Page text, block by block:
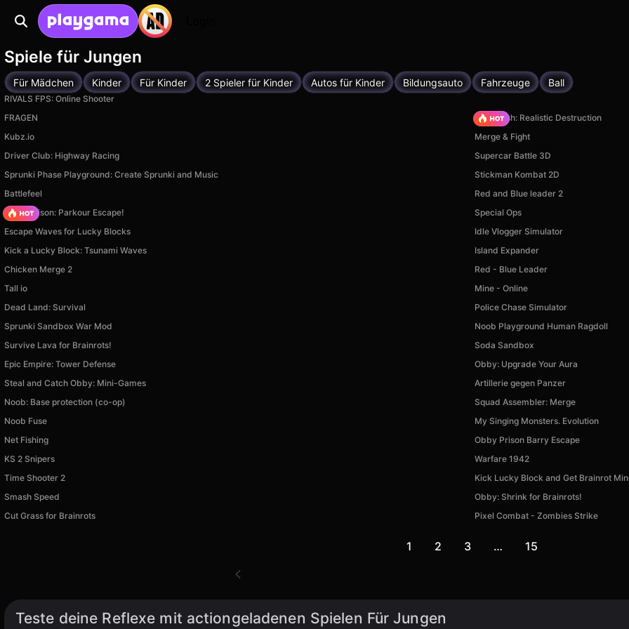
Spiele für Jungen
Für Mädchen Kinder Für Kinder 2 Spieler für Kinder Autos für Kinder Bildungsauto Fahrzeuge Ball
RIVALS FPS: Online Shooter
FRAGEN
Car Crush: Realistic Destruction
Kubz.io
Merge & Fight
Driver Club: Highway Racing
Supercar Battle 3D
Sprunki Phase Playground: Create Sprunki and Music
Stickman Kombat 2D
Battlefeel
Red and Blue leader 2
Barry Prison: Parkour Escape!
Special Ops
Escape Waves for Lucky Blocks
Idle Vlogger Simulator
Kick a Lucky Block: Tsunami Waves
Island Expander
Chicken Merge 2
Red - Blue Leader
Tall io
Mine - Online
Dead Land: Survival
Police Chase Simulator
Sprunki Sandbox War Mod
Noob Playground Human Ragdoll
Survive Lava for Brainrots!
Soda Sandbox
Epic Empire: Tower Defense
Obby: Upgrade Your Aura
Steal and Catch Obby: Mini-Games
Artillerie gegen Panzer
Noob: Base protection (co-op)
Squad Assembler: Merge
Noob Fuse
My Singing Monsters. Evolution
Net Fishing
Obby Prison Barry Escape
KS 2 Snipers
Warfare 1942
Time Shooter 2
Kick Lucky Block and Get Brainrot
Smash Speed
Obby: Shrink for Brainrots!
Cut Grass for Brainrots
Pixel Combat - Zombies Strike
1 2 3 … 15
Teste deine Reflexe mit actiongeladenen Spielen Für Jungen